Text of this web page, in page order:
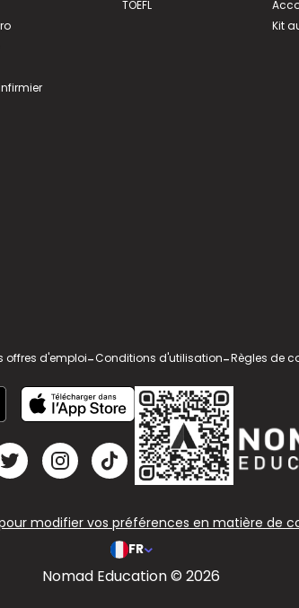
TOEFL
Kit
offres d'emploi-Conditions d'utilisation-Règles de
modifier vos préférences en matière de
FR
Nomad Education © 2026